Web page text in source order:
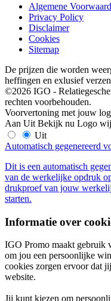
Algemene
Privacy Policy
Disclaimer
Cookies
Sitemap
De prijzen die worden
heffingen en exlusief
©2026 IGO -
rechten voorbehouden.
Voorvertoning met jouw
Aan Uit Bekijk nu Logo
Uit
Automatisch gegenereerd
Dit is een automatisch
van de werkelijke opdruk
drukproef van jouw
starten.
Informatie over
IGO Promo maakt gebruik
om jou een persoonlijke
cookies zorgen ervoor dat
website.
Jij kunt kiezen om